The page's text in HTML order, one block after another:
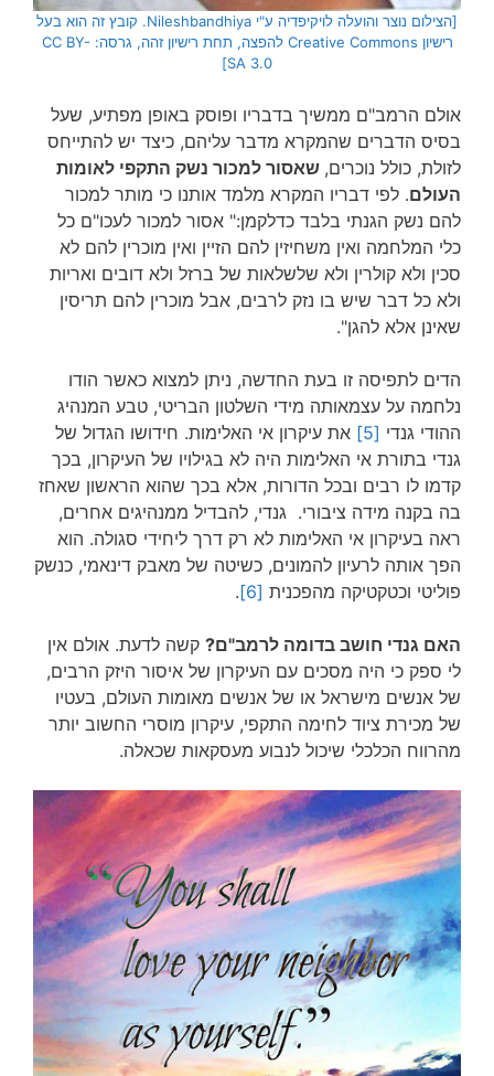
[הצילום נוצר והועלה לויקיפדיה ע"י Nileshbandhiya. קובץ זה הוא בעל
רישיון Creative Commons להפצה, תחת רישיון זהה, גרסה: CC BY-
SA 3.0]
אולם הרמב"ם ממשיך בדבריו ופוסק באופן מפתיע, שעל
בסיס הדברים שהמקרא מדבר עליהם, כיצד יש להתייחס
לזולת, כולל נוכרים, שאסור למכור נשק התקפי לאומות
העולם. לפי דבריו המקרא מלמד אותנו כי מותר למכור
להם נשק הגנתי בלבד כדלקמן:" אסור למכור לעכו"ם כל
כלי המלחמה ואין משחיזין להם הזיין ואין מוכרין להם לא
סכין ולא קולרין ולא שלשלאות של ברזל ולא דובים ואריות
ולא כל דבר שיש בו נזק לרבים, אבל מוכרין להם תריסין
שאינן אלא להגן".
הדים לתפיסה זו בעת החדשה, ניתן למצוא כאשר הודו
נלחמה על עצמאותה מידי השלטון הבריטי, טבע המנהיג
ההודי גנדי [5]
את עיקרון אי האלימות. חידושו הגדול של
גנדי בתורת אי האלימות היה לא בגילויו של העיקרון, בכך
קדמו לו רבים ובכל הדורות, אלא בכך שהוא הראשון שאחז
בה בקנה מידה ציבורי. גנדי, להבדיל ממנהיגים אחרים,
ראה בעיקרון אי האלימות לא רק דרך ליחידי סגולה. הוא
הפך אותה לרעיון להמונים, כשיטה של מאבק דינאמי, כנשק
פוליטי וכטקטיקה מהפכנית [6]
.
האם גנדי חושב בדומה לרמב"ם? קשה לדעת. אולם אין
לי ספק כי היה מסכים עם העיקרון של איסור היזק הרבים,
של אנשים מישראל או של אנשים מאומות העולם, בעטיו
של מכירת ציוד לחימה התקפי, עיקרון מוסרי החשוב יותר
מהרווח הכלכלי שיכול לנבוע מעסקאות שכאלה.